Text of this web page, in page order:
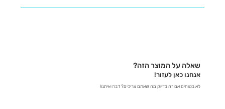
נשמח לעזור לכם למצוא את כל המידע שאתם צריכים! -
ולוודא שתעשו את הבחירה הנכונה!
שאלה על המוצר הזה?
אנחנו כאן לעזור!
לא בטוחים אם זה בדיוק מה שאתם צריכים? דברו איתנו!